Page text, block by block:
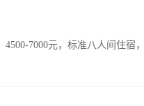
7000元，标准八人间住宿